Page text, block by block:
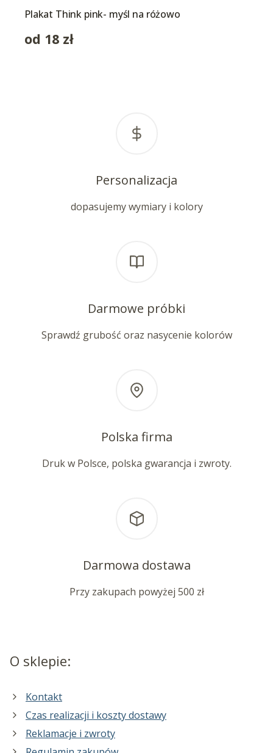
Plakat Think pink- myśl na różowo
od 18 zł
Personalizacja
dopasujemy wymiary i kolory
Darmowe próbki
Sprawdź grubość oraz nasycenie kolorów
Polska firma
Druk w Polsce, polska gwarancja i zwroty.
Darmowa dostawa
Przy zakupach powyżej 500 zł
O sklepie:
Kontakt
Czas realizacji i koszty dostawy
Reklamacje i zwroty